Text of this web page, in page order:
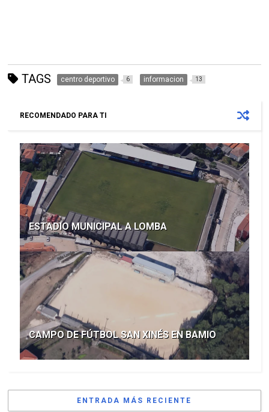
TAGS centro deportivo 6 informacion 13
RECOMENDADO PARA TI
ESTADIO MUNICIPAL A LOMBA
CAMPO DE FÚTBOL SAN XINÉS EN BAMIO
ENTRADA MÁS RECIENTE